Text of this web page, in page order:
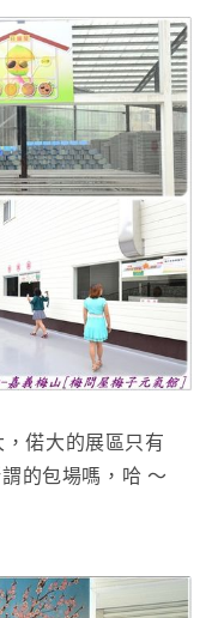
，偌大的展區只有
的包場嗎 ，哈 ～